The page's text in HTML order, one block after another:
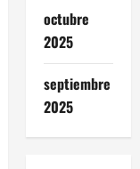
octubre
2025
septiembre
2025